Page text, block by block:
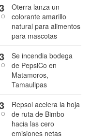
Oterra lanza un
colorante amarillo
natural para alimentos
para mascotas
Se incendia bodega
de PepsiCo en
Matamoros,
Tamaulipas
Repsol acelera la hoja
de ruta de Bimbo
hacia las cero
emisiones netas